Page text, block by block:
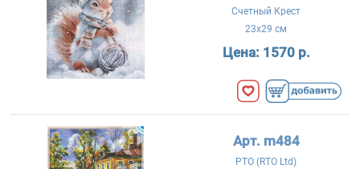
Счетный Крест
23x29 см
Цена: 1570 р.
Арт. m484
РТО (RTO Ltd)